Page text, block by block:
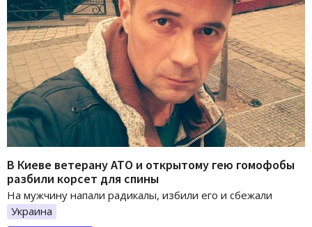
В Киеве ветерану АТО и открытому гею гомофобы
разбили корсет для спины
На мужчину напали радикалы, избили его и сбежали
Украина